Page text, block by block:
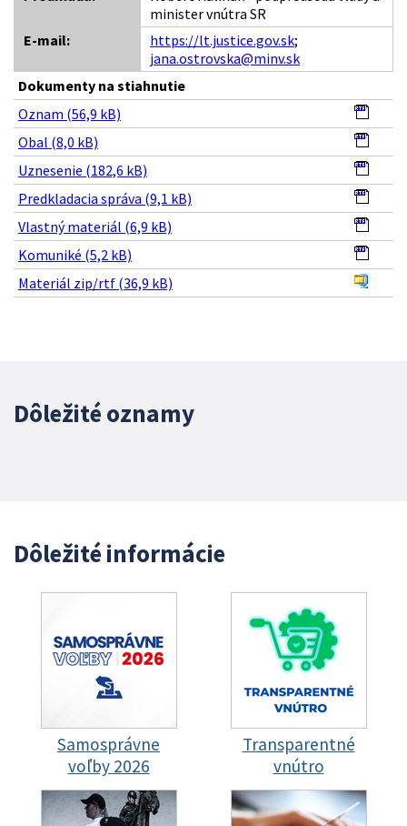
minister vnútra SR
E-mail:
https://lt.justice.gov.sk;
jana.ostrovska@minv.sk
Dokumenty na stiahnutie
Oznam (56,9 kB)
Obal (8,0 kB)
Uznesenie (182,6 kB)
Predkladacia správa (9,1 kB)
Vlastný materiál (6,9 kB)
Komuniké (5,2 kB)
Materiál zip/rtf (36,9 kB)
Dôležité oznamy
Dôležité informácie
Samosprávne
voľby 2026
Transparentné
vnútro